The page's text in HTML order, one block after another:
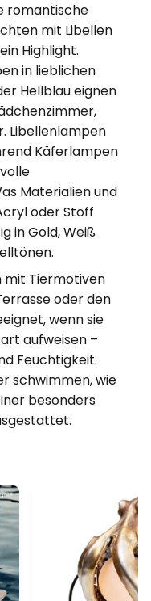
romantische
mit Libellen
Highlight.
in lieblichen
Hellblau eignen
Libellenlampen
Käferlampen
Materialien und
oder Stoff
in Gold, Weiß
mit Tiermotiven
oder den
wenn sie
aufweisen –
Feuchtigkeit.
schwimmen, wie
besonders